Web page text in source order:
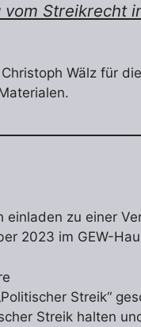
Streikrecht
Wälz für
einladen zu einer
2023 im GEW-
Streik“
Streik halten